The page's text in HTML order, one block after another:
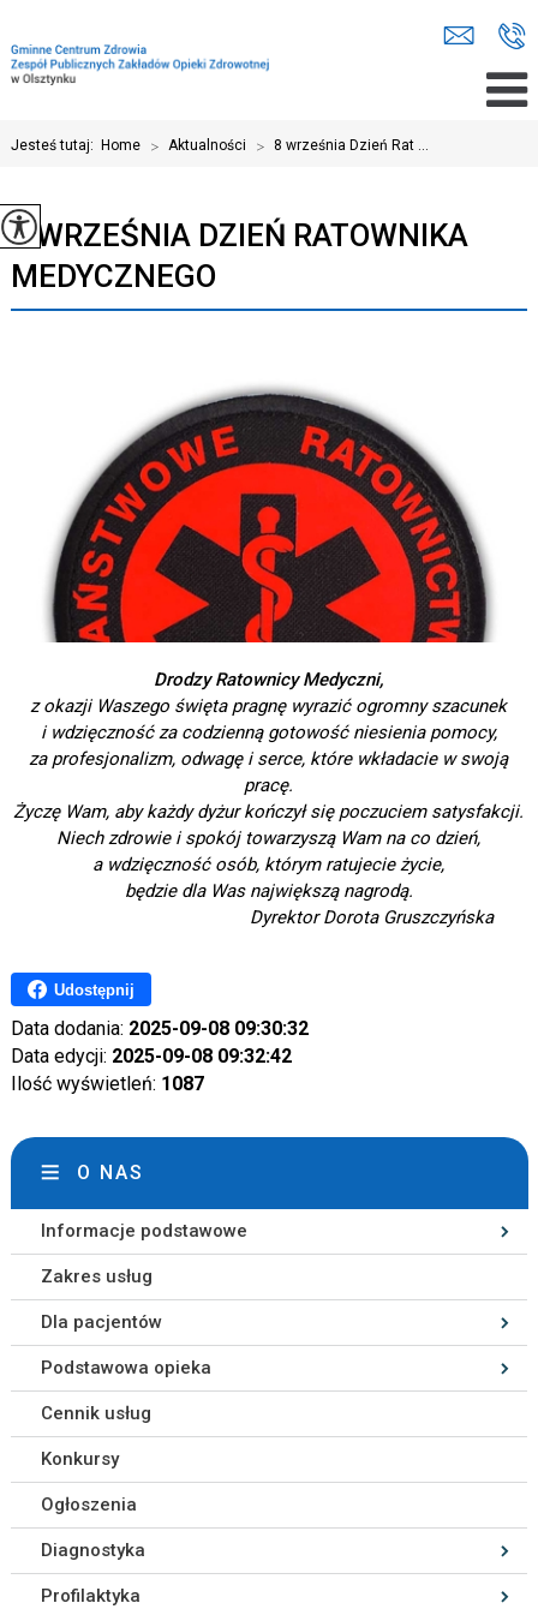
Jesteś tutaj: Home > Aktualności > 8 września Dzień Rat ...
8 WRZEŚNIA DZIEŃ RATOWNIKA
MEDYCZNEGO
Drodzy Ratownicy Medyczni,
z okazji Waszego święta pragnę wyrazić ogromny szacunek
i wdzięczność za codzienną gotowość niesienia pomocy,
za profesjonalizm, odwagę i serce, które wkładacie w swoją
pracę.
Życzę Wam, aby każdy dyżur kończył się poczuciem satysfakcji.
Niech zdrowie i spokój towarzyszą Wam na co dzień,
a wdzięczność osób, którym ratujecie życie,
będzie dla Was największą nagrodą.
Dyrektor Dorota Gruszczyńska
Udostępnij
Data dodania: 2025-09-08 09:30:32
Data edycji: 2025-09-08 09:32:42
Ilość wyświetleń: 1087
O NAS
Informacje podstawowe
Zakres usług
Dla pacjentów
Podstawowa opieka
Cennik usług
Konkursy
Ogłoszenia
Diagnostyka
Profilaktyka